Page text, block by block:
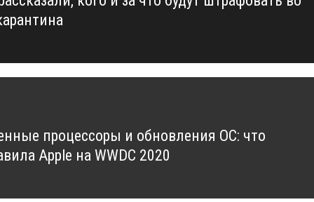
процессоры и обновления ОС: что
Apple на WWDC 2020